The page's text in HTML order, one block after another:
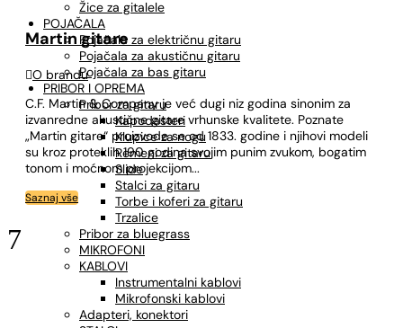
Žice za gitalele
POJAČALA
Pojačala za električnu gitaru
Pojačala za akustičnu gitaru
Pojačala za bas gitaru
PRIBOR I OPREMA
Pribor za gitaru
Kapodasteri
Klupice za nogu
Remeni za gitaru
Slide
Stalci za gitaru
Torbe i koferi za gitaru
Trzalice
Pribor za bluegrass
MIKROFONI
KABLOVI
Instrumentalni kablovi
Mikrofonski kablovi
Adapteri, konektori
Martin gitare
O brandu
C.F. Martin & Company je već dugi niz godina sinonim za
izvanredne akustične gitare vrhunske kvalitete. Poznate
„Martin gitare“ proizvode se od 1833. godine i njihovi modeli
su kroz proteklih 190 godina svojim punim zvukom, bogatim
tonom i moćnom projekcijom...
Saznaj vše
7